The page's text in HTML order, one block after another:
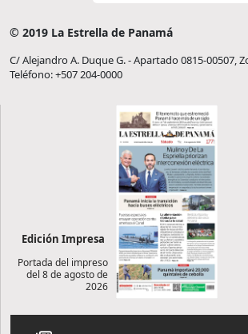
© 2019 La Estrella de Panamá
C/ Alejandro A. Duque G. - Apartado 0815-00507,
Teléfono: +507 204-0000
Edición Impresa
Portada del impreso
del 8 de agosto de
2026